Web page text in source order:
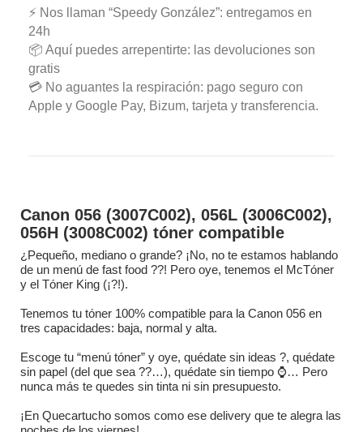
⚡ Nos llaman “Speedy González”: entregamos en
24h
📦 Aquí puedes arrepentirte: las devoluciones son
gratis
💳 No aguantes la respiración: pago seguro con
Apple y Google Pay, Bizum, tarjeta y transferencia.
Canon 056 (3007C002), 056L (3006C002),
056H (3008C002) tóner compatible
¿Pequeño, mediano o grande? ¡No, no te estamos hablando
de un menú de fast food ??! Pero oye, tenemos el McTóner
y el Tóner King (¡?!).
Tenemos tu tóner 100% compatible para la Canon 056 en
tres capacidades: baja, normal y alta.
Escoge tu “menú tóner” y oye, quédate sin ideas ?, quédate
sin papel (del que sea ??…), quédate sin tiempo ⌚… Pero
nunca más te quedes sin tinta ni sin presupuesto.
¡En Quecartucho somos como ese delivery que te alegra las